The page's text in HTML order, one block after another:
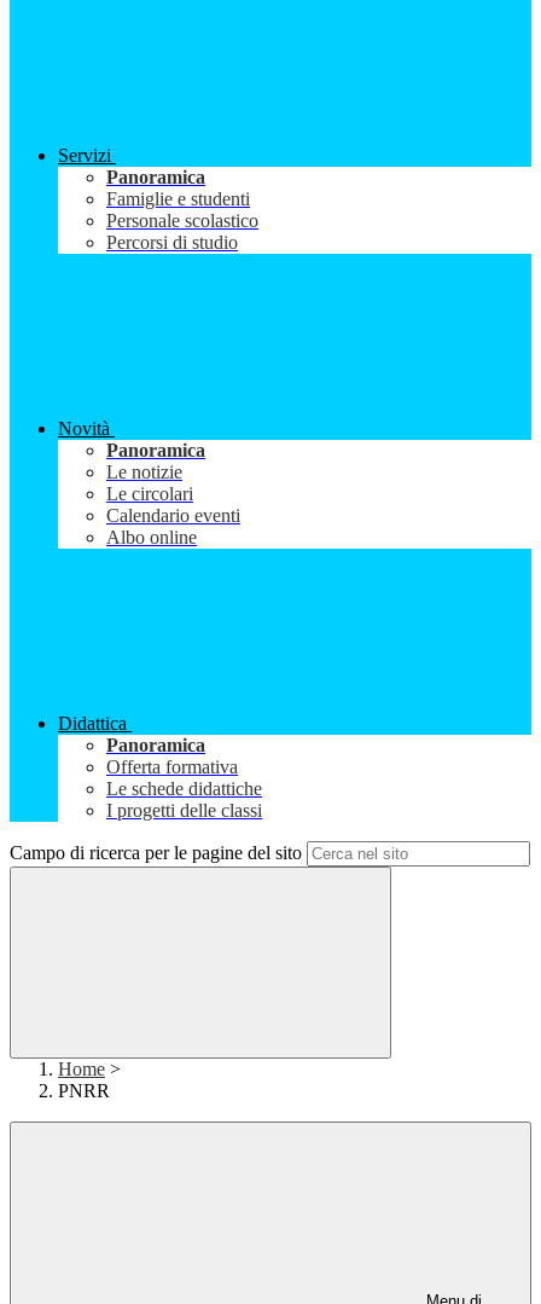
Servizi
Panoramica
Famiglie e studenti
Personale scolastico
Percorsi di studio
Novità
Panoramica
Le notizie
Le circolari
Calendario eventi
Albo online
Didattica
Panoramica
Offerta formativa
Le schede didattiche
I progetti delle classi
Campo di ricerca per le pagine del sito
Home >
PNRR